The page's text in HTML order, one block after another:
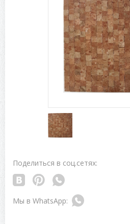
Поделиться в соц.сетях: